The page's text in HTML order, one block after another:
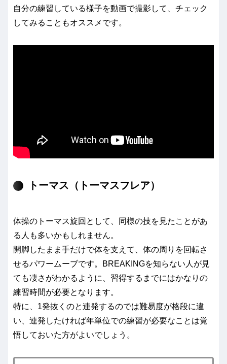
自分の練習している様子を動画で撮影して、チェック
してみることもオススメです。
トーマス（トーマスフレア）
体操のトーマス旋回として、同様の技を見たことがあ
る人も多いかもしれません。
開脚したまま手だけで体を支えて、体の周りを回転さ
せるパワームーブです。BREAKINGを知らない人が見
ても凄さがわかるように、習得するまでにはかなりの
練習時間が必要となります。
特に、1発抜くのと連発するのでは難易度が格段に違
い、連発したければ年単位での練習が必要なことは覚
悟しておいた方がよいでしょう。